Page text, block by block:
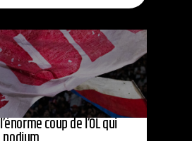
coup de l’OL qui